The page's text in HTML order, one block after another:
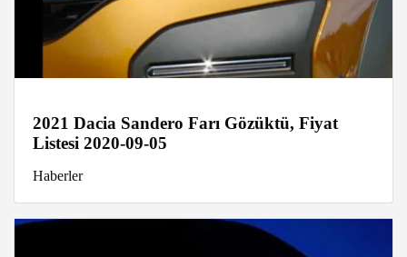
2021 Dacia Sandero Farı Gözüktü, Fiyat
Listesi 2020-09-05
Haberler